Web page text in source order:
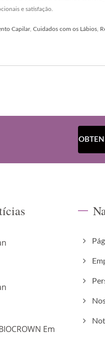
e satisfação.
Capilar, Cuidados com os Lábios
Em